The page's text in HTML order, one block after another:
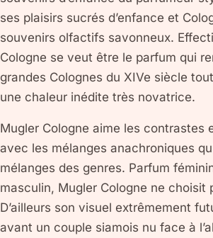
ses plaisirs sucrés d’enfance et
souvenirs olfactifs savonneux.
Cologne se veut être le parfum qui
grandes Colognes du XIVe siècle
une chaleur inédite très novatrice.
Mugler Cologne aime les contrastes
avec les mélanges anachroniques
mélanges des genres. Parfum
masculin, Mugler Cologne ne choisit
D’ailleurs son visuel extrêmement
avant un couple siamois nu face à